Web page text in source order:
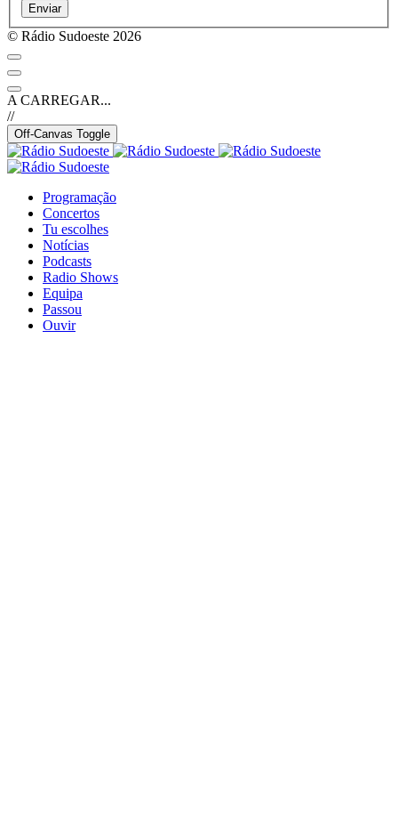
Enviar
© Rádio Sudoeste 2026
A CARREGAR...
//
Off-Canvas Toggle
Programação
Concertos
Tu escolhes
Notícias
Podcasts
Radio Shows
Equipa
Passou
Ouvir